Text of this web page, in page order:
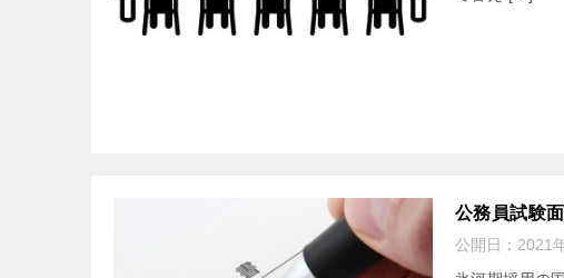
公務員試験
公開日： 2021